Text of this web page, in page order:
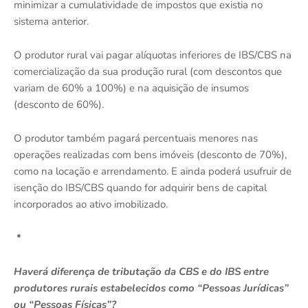
minimizar a cumulatividade de impostos que existia no
sistema anterior.
O produtor rural vai pagar alíquotas inferiores de IBS/CBS na
comercialização da sua produção rural (com descontos que
variam de 60% a 100%) e na aquisição de insumos
(desconto de 60%).
O produtor também pagará percentuais menores nas
operações realizadas com bens imóveis (desconto de 70%),
como na locação e arrendamento. E ainda poderá usufruir de
isenção do IBS/CBS quando for adquirir bens de capital
incorporados ao ativo imobilizado.
*
Haverá diferença de tributação da CBS e do IBS entre
produtores rurais estabelecidos como “Pessoas Jurídicas”
ou “Pessoas Físicas”?